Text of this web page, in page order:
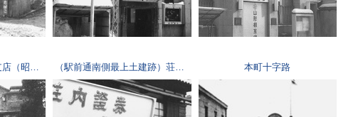
山形県労働金庫新庄支店（昭和32年頃） （駅前通南側最上土建跡）荘内證券 本町十字路